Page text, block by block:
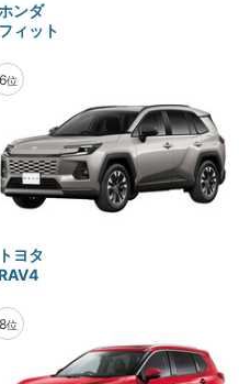
ンダ
フィット
6位
トヨタ
8位